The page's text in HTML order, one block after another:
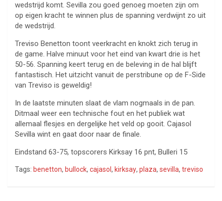
wedstrijd komt. Sevilla zou goed genoeg moeten zijn om
op eigen kracht te winnen plus de spanning verdwijnt zo uit
de wedstrijd.
Treviso Benetton toont veerkracht en knokt zich terug in
de game. Halve minuut voor het eind van kwart drie is het
50-56. Spanning keert terug en de beleving in de hal blijft
fantastisch. Het uitzicht vanuit de perstribune op de F-Side
van Treviso is geweldig!
In de laatste minuten slaat de vlam nogmaals in de pan.
Ditmaal weer een technische fout en het publiek wat
allemaal flesjes en dergelijke het veld op gooit. Cajasol
Sevilla wint en gaat door naar de finale.
Eindstand 63-75, topscorers Kirksay 16 pnt, Bulleri 15
Tags: benetton, bullock, cajasol , kirksay, plaza, sevilla, treviso